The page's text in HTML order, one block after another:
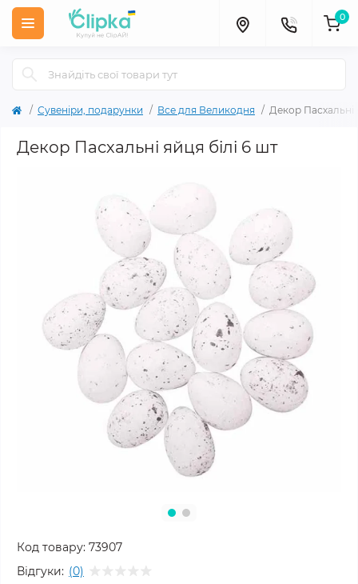
0
Сувеніри, подарунки Все для Великодня Декор Пасхальні
Декор Пасхальні яйця білі 6 шт
Код товару: 73907
Відгуки: (0)